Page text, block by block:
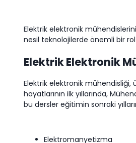
Elektrik elektronik
nesil teknolojilerde önemli bir
Elektrik Elektronik
Elektrik elektronik mühendisliği,
hayatlarının ilk yıllarında,
bu dersler eğitimin sonraki
Elektromanyetizma